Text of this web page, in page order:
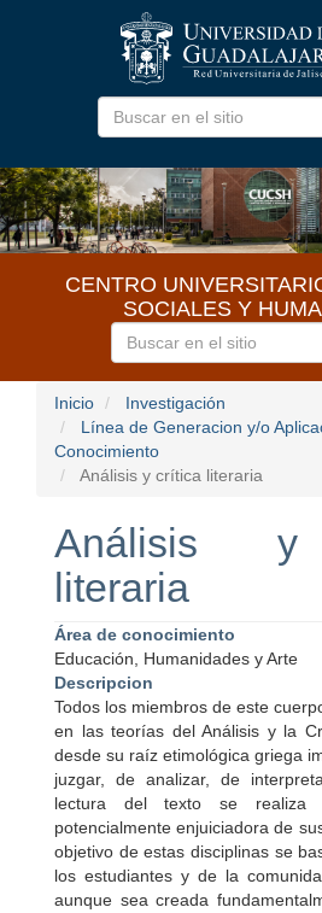
CENTRO
SOCIALES Y
Inicio
Investigación
Línea de Generacion y/o
Conocimiento
Análisis y crítica literaria
Análisis
literaria
Área de conocimiento
Educación, Humanidades y Arte
Descripcion
Todos los miembros de este
en las teorías del Análisis y la
desde su raíz etimológica griega
juzgar, de analizar, de
lectura del texto se realiza
potencialmente enjuiciadora de
objetivo de estas disciplinas se
los estudiantes y de la
aunque sea creada